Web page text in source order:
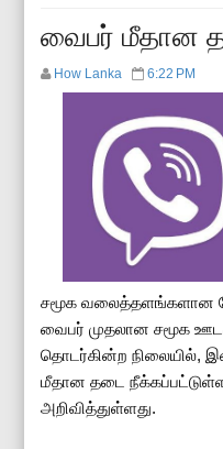
வைபர் மீதான
How Lanka 6:22 PM
சமூக வலைத்தளங்களான
வைபர் முதலான சமூக
தொடர்கின்ற நிலையில்,
மீதான தடை
அறிவித்துள்ளது.